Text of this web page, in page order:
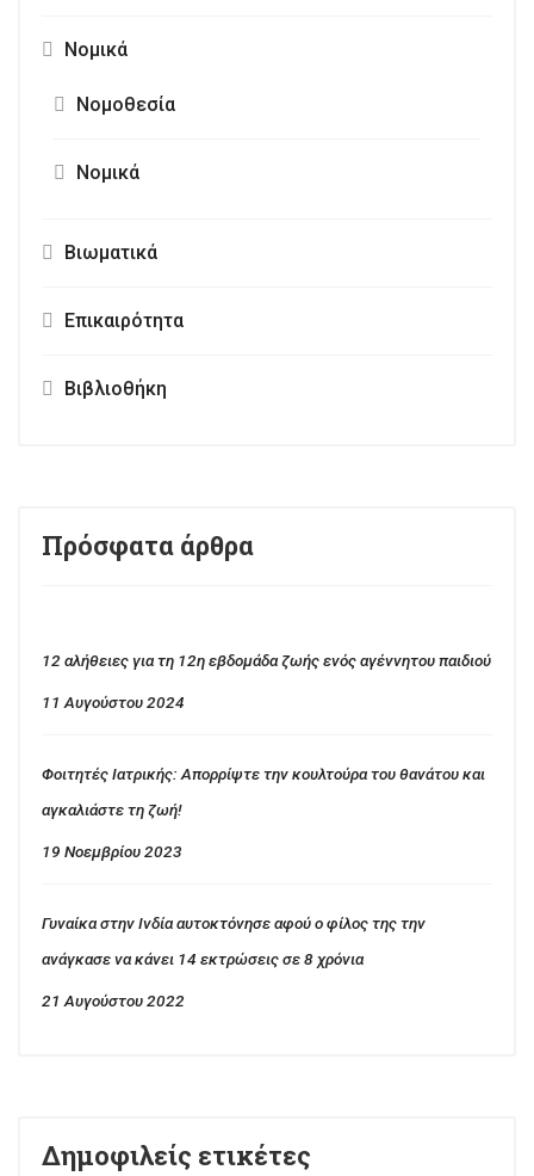
Νομικά
Νομοθεσία
Νομικά
Βιωματικά
Επικαιρότητα
Βιβλιοθήκη
Πρόσφατα άρθρα
12 αλήθειες για τη 12η εβδομάδα ζωής ενός αγέννητου παιδιού
11 Αυγούστου 2024
Φοιτητές Ιατρικής: Απορρίψτε την κουλτούρα του θανάτου και
αγκαλιάστε τη ζωή!
19 Νοεμβρίου 2023
Γυναίκα στην Ινδία αυτοκτόνησε αφού ο φίλος της την
ανάγκασε να κάνει 14 εκτρώσεις σε 8 χρόνια
21 Αυγούστου 2022
Δημοφιλείς ετικέτες